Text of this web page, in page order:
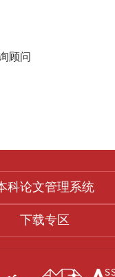
顾问
科论文管理系统
下载专区